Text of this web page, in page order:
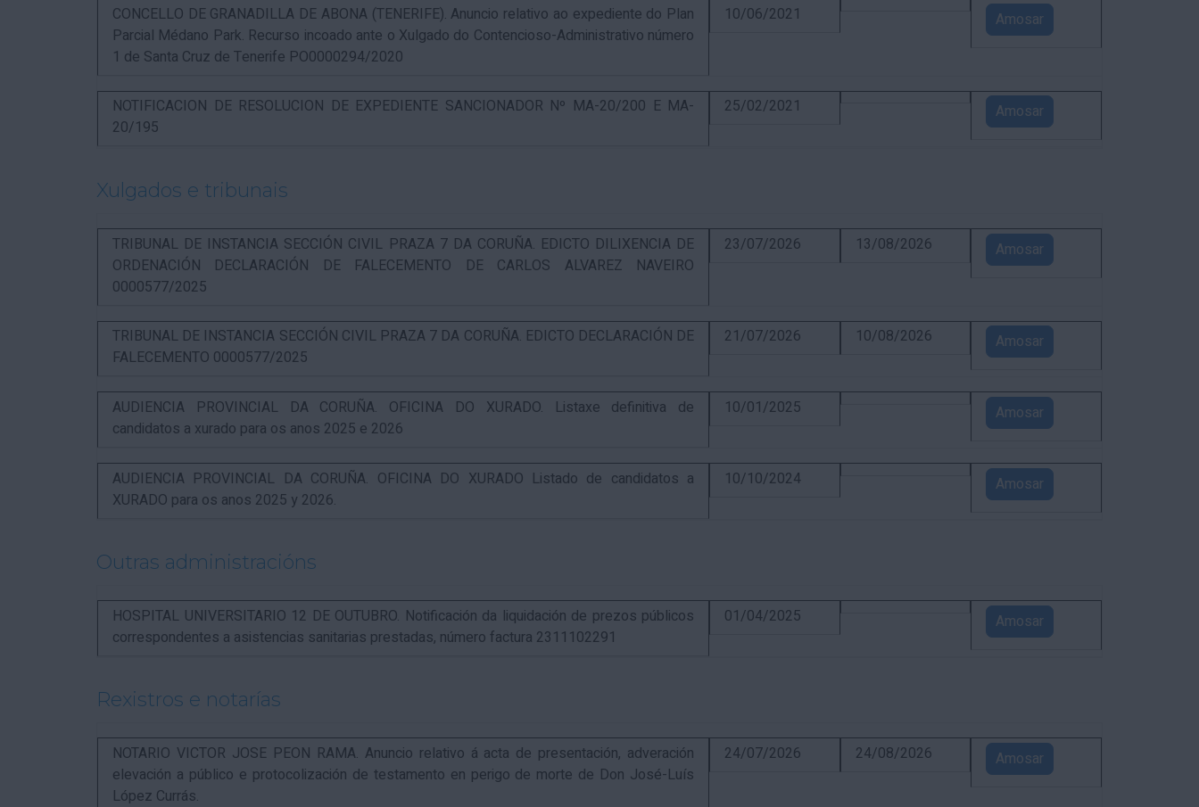
CONCELLO DE GRANADILLA DE ABONA (TENERIFE). Anuncio relativo ao expediente do Plan
Parcial Médano Park. Recurso incoado ante o Xulgado do Contencioso-Administrativo número
1 de Santa Cruz de Tenerife PO0000294/2020
10/06/2021 Amosar
NOTIFICACION DE RESOLUCION DE EXPEDIENTE SANCIONADOR Nº MA-20/200 E MA-
20/195
25/02/2021 Amosar
Xulgados e tribunais
TRIBUNAL DE INSTANCIA SECCIÓN CIVIL PRAZA 7 DA CORUÑA. EDICTO DILIXENCIA DE
ORDENACIÓN DECLARACIÓN DE FALECEMENTO DE CARLOS ALVAREZ NAVEIRO
0000577/2025
23/07/2026 13/08/2026 Amosar
TRIBUNAL DE INSTANCIA SECCIÓN CIVIL PRAZA 7 DA CORUÑA. EDICTO DECLARACIÓN DE
FALECEMENTO 0000577/2025
21/07/2026 10/08/2026 Amosar
AUDIENCIA PROVINCIAL DA CORUÑA. OFICINA DO XURADO. Listaxe definitiva de
candidatos a xurado para os anos 2025 e 2026
10/01/2025 Amosar
AUDIENCIA PROVINCIAL DA CORUÑA. OFICINA DO XURADO Listado de candidatos a
XURADO para os anos 2025 y 2026.
10/10/2024 Amosar
Outras administracións
HOSPITAL UNIVERSITARIO 12 DE OUTUBRO. Notificación da liquidación de prezos públicos
correspondentes a asistencias sanitarias prestadas, número factura 2311102291
01/04/2025 Amosar
Rexistros e notarías
NOTARIO VICTOR JOSE PEON RAMA. Anuncio relativo á acta de presentación, adveración
elevación a público e protocolización de testamento en perigo de morte de Don José-Luís
López Currás.
24/07/2026 24/08/2026 Amosar